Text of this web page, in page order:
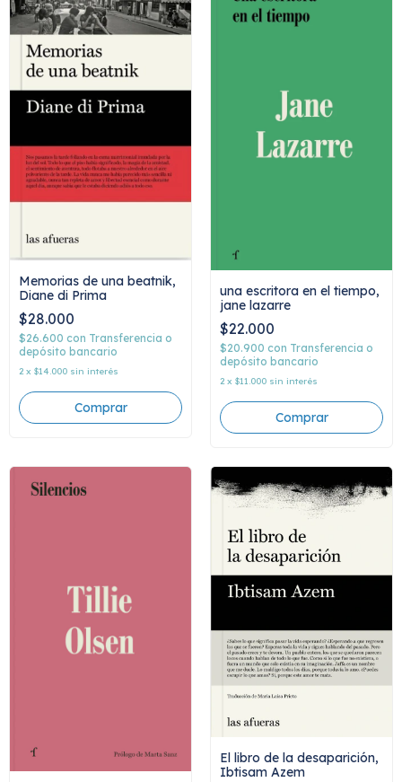
Memorias de una beatnik,
Diane di Prima
$28.000
$26.600 con Transferencia o
depósito bancario
2 x $14.000 sin interés
una escritora en el tiempo,
jane lazarre
$22.000
$20.900 con Transferencia o
depósito bancario
2 x $11.000 sin interés
El libro de la desaparición,
Ibtisam Azem